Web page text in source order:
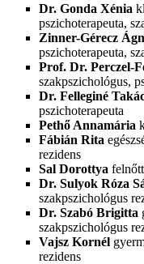
Dr. Gonda Xénia
pszichoterapeuta,
Zinner-Gérecz
pszichoterapeuta,
Prof. Dr. Perczel-
szakpszichológus,
Dr. Felleginé
pszichoterapeuta
Pethő Annamária
Fábián Rita
rezidens
Sal Dorottya
Dr. Sulyok Róza
szakpszichológus
Dr. Szabó Brigitta
szakpszichológus
Vajsz Kornél
rezidens